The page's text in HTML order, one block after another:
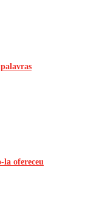
la ofereceu